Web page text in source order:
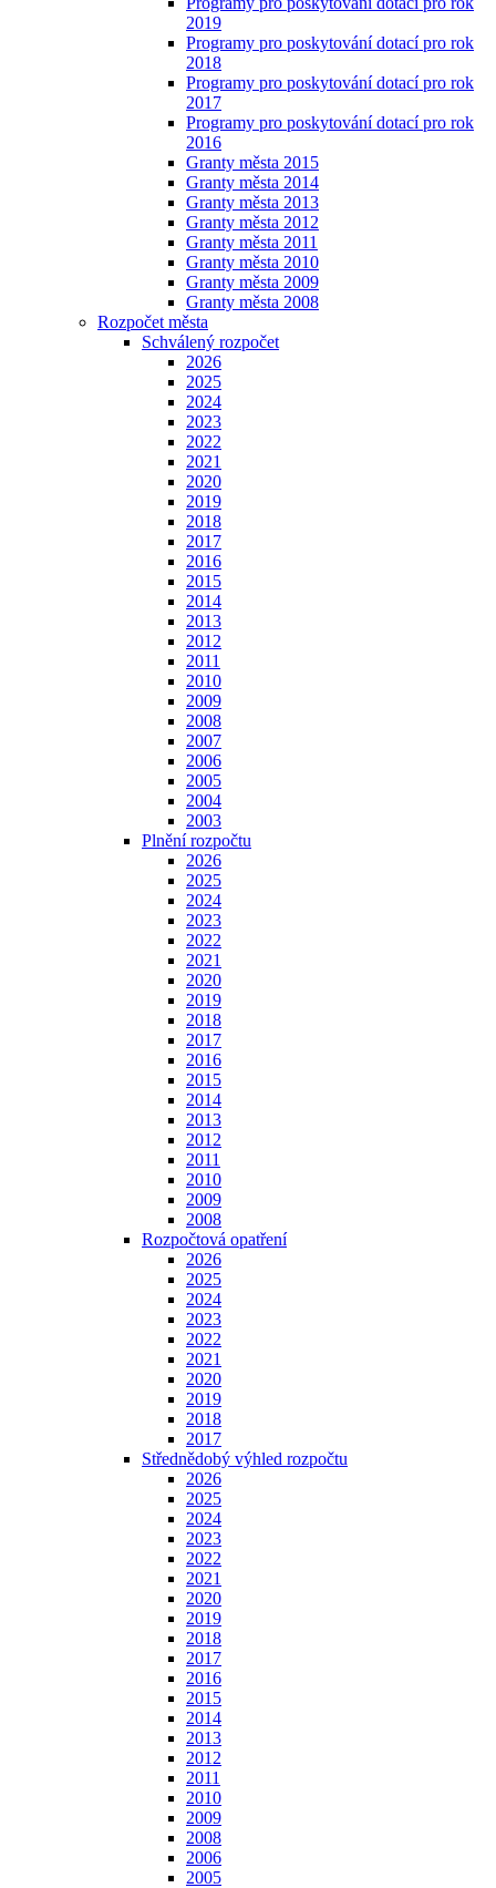
2019
Programy pro poskytování dotací pro rok
2018
Programy pro poskytování dotací pro rok
2017
Programy pro poskytování dotací pro rok
2016
Granty města 2015
Granty města 2014
Granty města 2013
Granty města 2012
Granty města 2011
Granty města 2010
Granty města 2009
Granty města 2008
Rozpočet města
Schválený rozpočet
2026
2025
2024
2023
2022
2021
2020
2019
2018
2017
2016
2015
2014
2013
2012
2011
2010
2009
2008
2007
2006
2005
2004
2003
Plnění rozpočtu
2026
2025
2024
2023
2022
2021
2020
2019
2018
2017
2016
2015
2014
2013
2012
2011
2010
2009
2008
Rozpočtová opatření
2026
2025
2024
2023
2022
2021
2020
2019
2018
2017
Střednědobý výhled rozpočtu
2026
2025
2024
2023
2022
2021
2020
2019
2018
2017
2016
2015
2014
2013
2012
2011
2010
2009
2008
2006
2005